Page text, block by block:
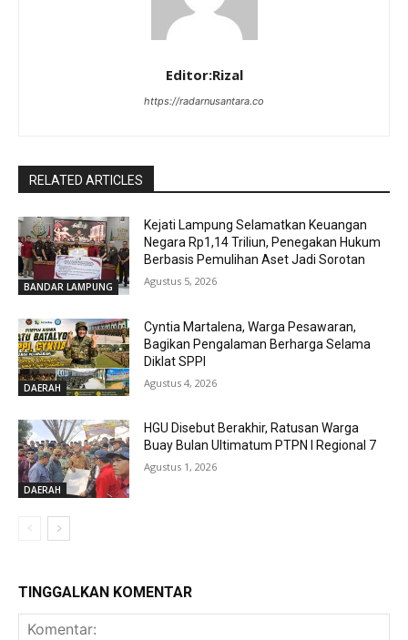
Editor:Rizal
https://radarnusantara.co
RELATED ARTICLES
BANDAR LAMPUNG
Kejati Lampung Selamatkan Keuangan
Negara Rp1,14 Triliun, Penegakan Hukum
Berbasis Pemulihan Aset Jadi Sorotan
Agustus 5, 2026
DAERAH
Cyntia Martalena, Warga Pesawaran,
Bagikan Pengalaman Berharga Selama
Diklat SPPI
Agustus 4, 2026
DAERAH
HGU Disebut Berakhir, Ratusan Warga
Buay Bulan Ultimatum PTPN I Regional 7
Agustus 1, 2026
TINGGALKAN KOMENTAR